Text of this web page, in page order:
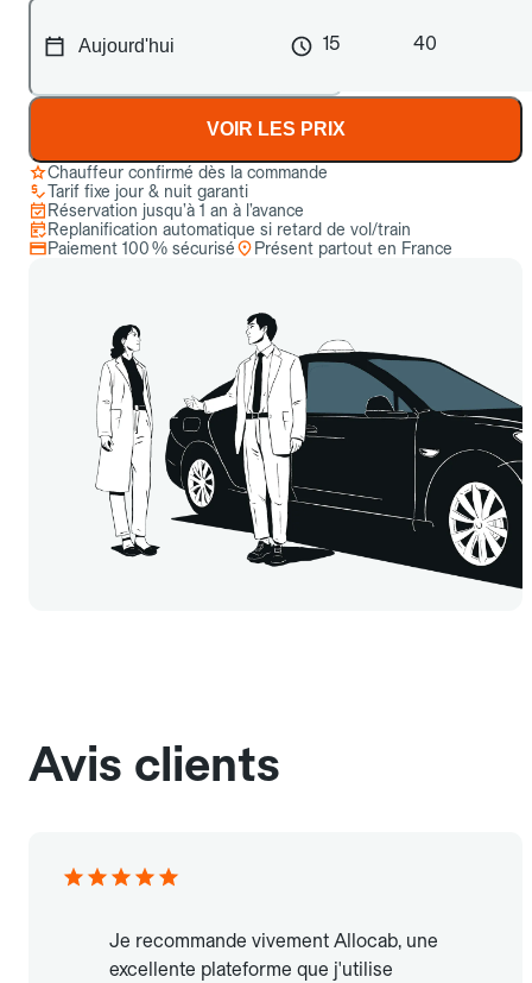
15 40
VOIR LES PRIX
Chauffeur confirmé dès la commande
Tarif fixe jour & nuit garanti
Réservation jusqu’à 1 an à l’avance
Replanification automatique si retard de vol/train
Paiement 100 % sécurisé
Présent partout en France
Avis clients
Je recommande vivement Allocab, une
excellente plateforme que j'utilise